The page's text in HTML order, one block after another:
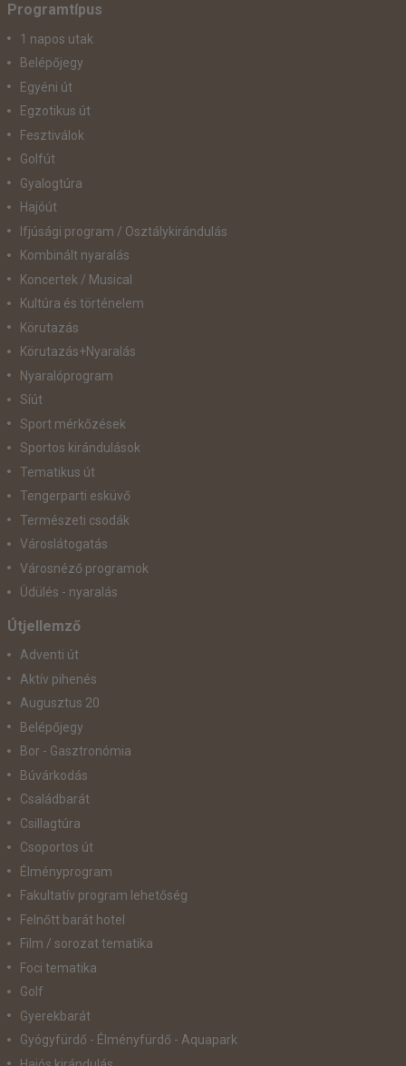
Programtípus
1 napos utak
Belépőjegy
Egyéni út
Egzotikus út
Fesztiválok
Golfút
Gyalogtúra
Hajóút
Ifjúsági program / Osztálykirándulás
Kombinált nyaralás
Koncertek / Musical
Kultúra és történelem
Körutazás
Körutazás+Nyaralás
Nyaralóprogram
Síút
Sport mérkőzések
Sportos kirándulások
Tematikus út
Tengerparti esküvő
Természeti csodák
Városlátogatás
Városnéző programok
Üdülés - nyaralás
Útjellemző
Adventi út
Aktív pihenés
Augusztus 20
Belépőjegy
Bor - Gasztronómia
Búvárkodás
Családbarát
Csillagtúra
Csoportos út
Élményprogram
Fakultatív program lehetőség
Felnőtt barát hotel
Film / sorozat tematika
Foci tematika
Golf
Gyerekbarát
Gyógyfürdő - Élményfürdő - Aquapark